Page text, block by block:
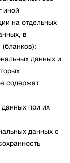
иной
на отдельных
в
данных и
содержат
при их
данных с